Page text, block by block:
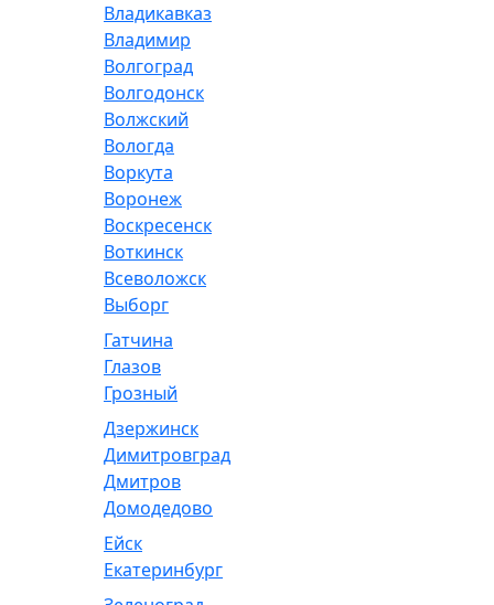
Владикавказ
Владимир
Волгоград
Волгодонск
Волжский
Вологда
Воркута
Воронеж
Воскресенск
Воткинск
Всеволожск
Выборг
Гатчина
Глазов
Грозный
Дзержинск
Димитровград
Дмитров
Домодедово
Ейск
Екатеринбург